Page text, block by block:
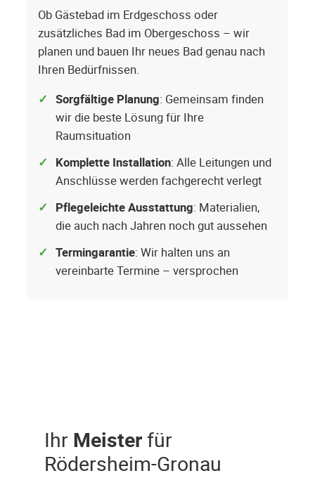
Ob Gästebad im Erdgeschoss oder
zusätzliches Bad im Obergeschoss – wir
planen und bauen Ihr neues Bad genau nach
Ihren Bedürfnissen.
Sorgfältige Planung: Gemeinsam finden
wir die beste Lösung für Ihre
Raumsituation
Komplette Installation: Alle Leitungen und
Anschlüsse werden fachgerecht verlegt
Pflegeleichte Ausstattung: Materialien,
die auch nach Jahren noch gut aussehen
Termingarantie: Wir halten uns an
vereinbarte Termine – versprochen
Ihr Meisterfür
Rödersheim-Gronau